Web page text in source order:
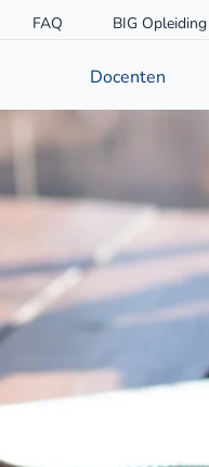
FAQ BIG Opleiding
Docenten